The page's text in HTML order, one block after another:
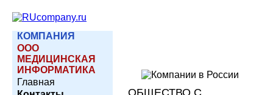
КОМПАНИЯ
ООО
МЕДИЦИНСКАЯ
ИНФОРМАТИКА
Главная
ОБЩЕСТВО С